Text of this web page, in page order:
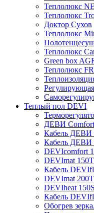
Теплолюкс
Теплолюкс
Доктор Сухов
Теплолюкс
Теплолюкс
Green box
Теплолюкс
Теплый пол DEVI
ДЕВИ
Кабель ДЕВИ
Кабель ДЕВИ
DEVIcomfort
DEVImat
Кабель
DEVImat
DEVIheat
Кабель
Обогрев